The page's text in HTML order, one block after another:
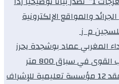
والمواقع الإلكترونية
م ز
المغربي عماد بوشجدة يحرز
في سباق 800 متر
الدكتور نوفل كديلي يتفقد 12 مؤسسة تعليمية للإشراف